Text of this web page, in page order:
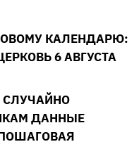
КАЛЕНДАРЮ:
6 АВГУСТА
СЛУЧАЙНО
ДАННЫЕ